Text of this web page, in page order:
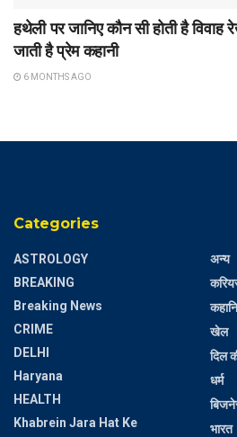
हथेली पर जानिए कौन सी होती है
जाती है प्रेम कहानी
6 MONTHS AGO
Categories
ASTROLOGY
BREAKING
Breaking News
CRIME
DELHI
Haryana
HEALTH
Khabrein Jara Hat Ke
अन्य
खेल
दिल
धर्म
भारत